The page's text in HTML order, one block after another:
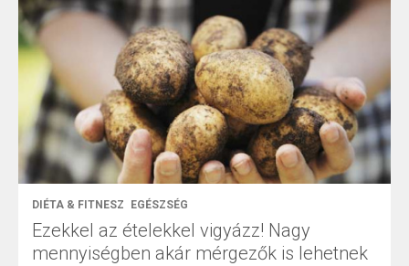
DIÉTA & FITNESZ EGÉSZSÉG
Ezekkel az ételekkel vigyázz! Nagy
mennyiségben akár mérgezők is lehetnek